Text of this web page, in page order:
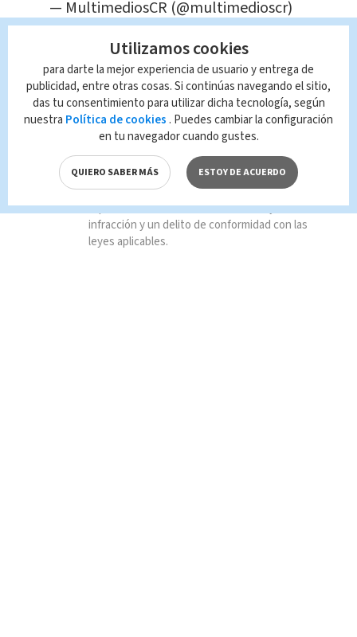
— MultimediosCR (@multimedioscr)
July 25, 2019
TAGS RELACIONADOS:
Nacional
Queda prohibida la reproducción total o
parcial del contenido de esta página, mismo
que es propiedad de TELEDIARIO; su
reproducción no autorizada constituye una
infracción y un delito de conformidad con las
leyes aplicables.
Utilizamos cookies
para darte la mejor experiencia de usuario y entrega de
publicidad, entre otras cosas. Si continúas navegando el sitio,
das tu consentimiento para utilizar dicha tecnología, según
nuestra Política de cookies . Puedes cambiar la configuración
en tu navegador cuando gustes.
QUIERO SABER MÁS ESTOY DE ACUERDO